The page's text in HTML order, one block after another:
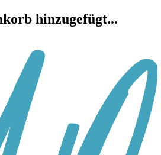
hinzugefügt...